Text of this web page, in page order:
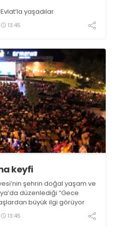
yaşadılar
13:45
keyfi
şehrin doğal yaşam ve
düzenlediği “Gece
büyük ilgi görüyor
13:45